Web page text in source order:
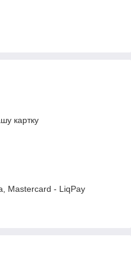
картку
Mastercard - LiqPay